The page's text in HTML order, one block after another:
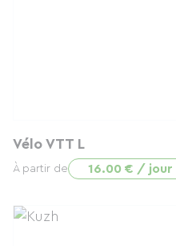
Vélo VTT L
À partir de 16.00 € / jour